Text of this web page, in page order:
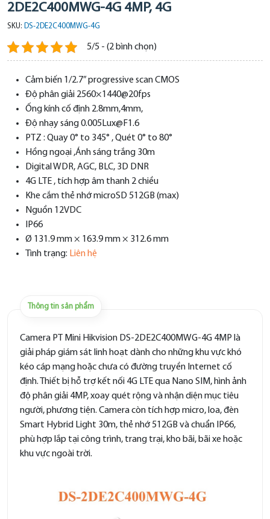
2DE2C400MWG-4G 4MP, 4G
SKU: DS-2DE2C400MWG-4G
5/5 - (2 bình chọn)
Cảm biến 1/2.7” progressive scan CMOS
Độ phân giải 2560×1440@20fps
Ống kính cố định 2.8mm,4mm,
Độ nhạy sáng 0.005Lux@F1.6
PTZ : Quay 0° to 345° , Quét 0° to 80°
Hồng ngoại ,Ánh sáng trắng 30m
Digital WDR, AGC, BLC, 3D DNR
4G LTE , tích hợp âm thanh 2 chiều
Khe cắm thẻ nhớ microSD 512GB (max)
Nguồn 12VDC
IP66
Ø 131.9 mm × 163.9 mm × 312.6 mm
Tình trạng: Liên hệ
Thông tin sản phẩm
Camera PT Mini Hikvision DS-2DE2C400MWG-4G 4MP là
giải pháp giám sát linh hoạt dành cho những khu vực khó
kéo cáp mạng hoặc chưa có đường truyền Internet cố
định. Thiết bị hỗ trợ kết nối 4G LTE qua Nano SIM, hình ảnh
độ phân giải 4MP, xoay quét rộng và nhận diện mục tiêu
người, phương tiện. Camera còn tích hợp micro, loa, đèn
Smart Hybrid Light 30m, thẻ nhớ 512GB và chuẩn IP66,
phù hợp lắp tại công trình, trang trại, kho bãi, bãi xe hoặc
khu vực ngoài trời.